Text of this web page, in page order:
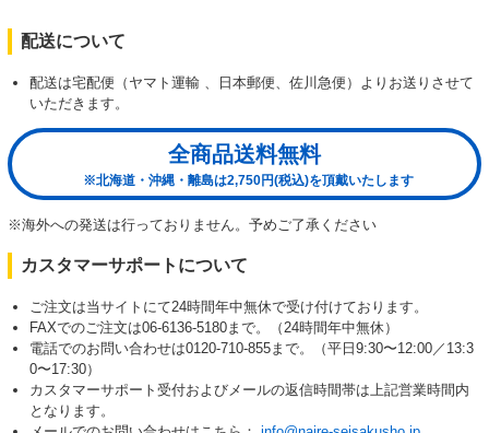
配送について
配送は宅配便（ヤマト運輸 、日本郵便、佐川急便）よりお送りさせて
いただきます。
全商品送料無料
※北海道・沖縄・離島は2,750円(税込)を頂戴いたします
※海外への発送は行っておりません。予めご了承ください
カスタマーサポートについて
ご注文は当サイトにて24時間年中無休で受け付けております。
FAXでのご注文は06-6136-5180まで。（24時間年中無休）
電話でのお問い合わせは0120-710-855まで。（平日9:30〜12:00／13:3
0〜17:30）
カスタマーサポート受付およびメールの返信時間帯は上記営業時間内
となります。